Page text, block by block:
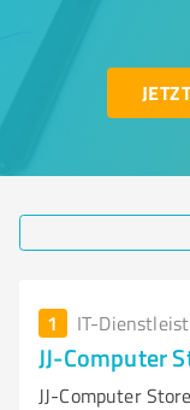
1 IT-
JJ-Computer
JJ-Computer